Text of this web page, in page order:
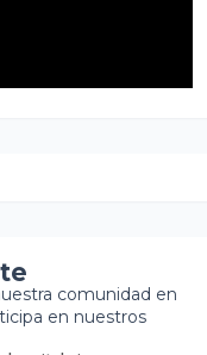
comunidad en
en nuestros